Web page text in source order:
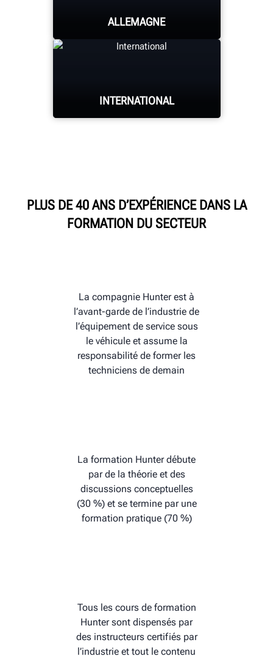
UNIVERSITÉ HUNTER
ALLEMAGNE
UNIVERSITÉ HUNTER
INTERNATIONAL
PLUS DE 40 ANS D’EXPÉRIENCE DANS LA
FORMATION DU SECTEUR
La compagnie Hunter est à
l’avant-garde de l’industrie de
l’équipement de service sous
le véhicule et assume la
responsabilité de former les
techniciens de demain
La formation Hunter débute
par de la théorie et des
discussions conceptuelles
(30 %) et se termine par une
formation pratique (70 %)
Tous les cours de formation
Hunter sont dispensés par
des instructeurs certifiés par
l’industrie et tout le contenu